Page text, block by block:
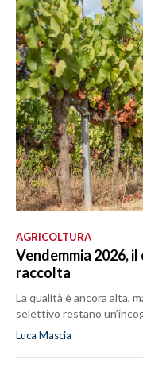
AGRICOLTURA
Vendemmia 2026,
raccolta
La qualità è ancora alta,
selettivo restano
Luca Mascia